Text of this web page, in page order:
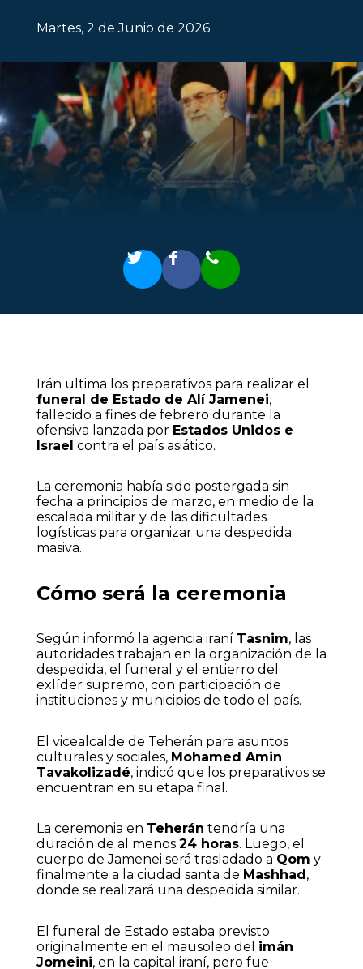
Martes, 2 de Junio de 2026
Irán ultima los preparativos para realizar el
funeral de Estado de Alí Jamenei,
fallecido a fines de febrero durante la
ofensiva lanzada por Estados Unidos e
Israel contra el país asiático.
La ceremonia había sido postergada sin
fecha a principios de marzo, en medio de la
escalada militar y de las dificultades
logísticas para organizar una despedida
masiva.
Cómo será la ceremonia
Según informó la agencia iraní Tasnim, las
autoridades trabajan en la organización de la
despedida, el funeral y el entierro del
exlíder supremo, con participación de
instituciones y municipios de todo el país.
El vicealcalde de Teherán para asuntos
culturales y sociales, Mohamed Amin
Tavakolizadé, indicó que los preparativos se
encuentran en su etapa final.
La ceremonia en Teherán tendría una
duración de al menos 24 horas. Luego, el
cuerpo de Jamenei será trasladado a Qom y
finalmente a la ciudad santa de Mashhad ,
donde se realizará una despedida similar.
El funeral de Estado estaba previsto
originalmente en el mausoleo del imán
Jomeini, en la capital iraní, pero fue